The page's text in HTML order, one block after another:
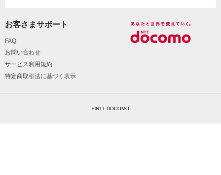
お客さまサポート
FAQ
お問い合わせ
サービス利用規約
特定商取引法に基づく表示
©NTT DOCOMO